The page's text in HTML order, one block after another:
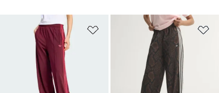
Añadir a la lista de deseos